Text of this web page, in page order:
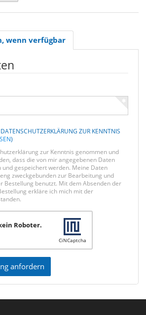
wenn verfügbar
ZUR KENNTNIS
)
zur Kenntnis genommen und
dass die von mir angegebenen Daten
gespeichert werden. Meine Daten
zweckgebunden zur Bearbeitung und
Bestellung benutzt. Mit dem Absenden der
erkläre ich mich mit der
Roboter.
CiNCaptcha
anfordern